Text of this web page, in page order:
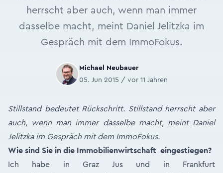
herrscht aber auch, wenn man immer
dasselbe macht, meint Daniel Jelitzka im
Gespräch mit dem ImmoFokus.
Michael Neubauer
05. Jun 2015 / vor 11 Jahren
Stillstand bedeutet Rückschritt. Stillstand herrscht aber
auch, wenn man immer dasselbe macht, meint Daniel
Jelitzka im Gespräch mit dem ImmoFokus.
Wie sind Sie in die Immobilienwirtschaft eingestiegen?
Ich habe in Graz Jus und in Frankfurt